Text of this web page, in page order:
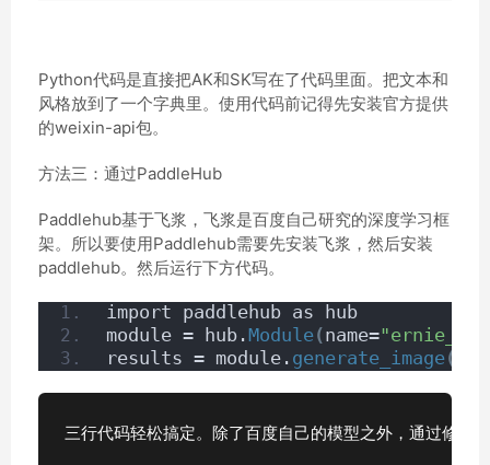
Python代码是直接把AK和SK写在了代码里面。把文本和
风格放到了一个字典里。使用代码前记得先安装官方提供
的weixin-api包。
方法三：通过PaddleHub
Paddlehub基于飞浆，飞浆是百度自己研究的深度学习框
架。所以要使用Paddlehub需要先安装飞浆，然后安装
paddlehub。然后运行下方代码。
import paddlehub as hub
module = hub.Module(name=
results = module. generate_image(
三行代码轻松搞定。除了百度自己的模型之外，通过